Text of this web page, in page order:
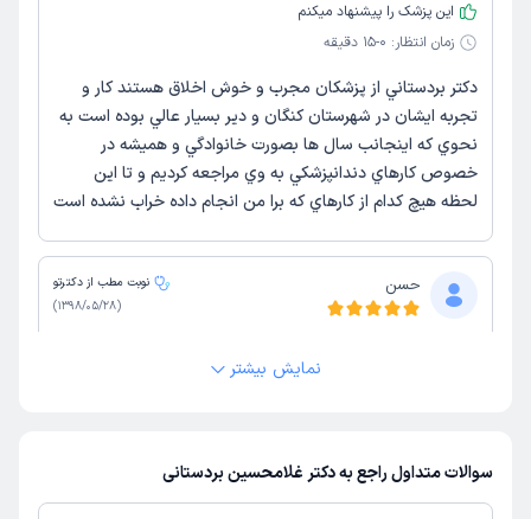
این پزشک را پیشنهاد میکنم
زمان انتظار: 0-15 دقیقه
دكتر بردستاني از پزشكان مجرب و خوش اخلاق هستند كار و
تجربه ايشان در شهرستان كنگان و دير بسيار عالي بوده است به
نحوي كه اينجانب سال ها بصورت خانوادگي و هميشه در
خصوص كارهاي دندانپزشكي به وي مراجعه كرديم و تا اين
لحظه هيچ كدام از كارهاي كه برا من انجام داده خراب نشده است
حسن
نوبت مطب از دکترتو
(
1398/05/28
)
راضی نیستم چون بعد از گرفتن نوبت ما متوجه شدیم که
نمایش بیشتر
سوالات متداول راجع به دکتر غلامحسین بردستانی